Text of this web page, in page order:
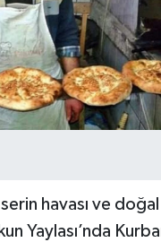
havası ve
Yaylası’nda